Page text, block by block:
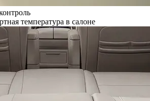
температура в салоне